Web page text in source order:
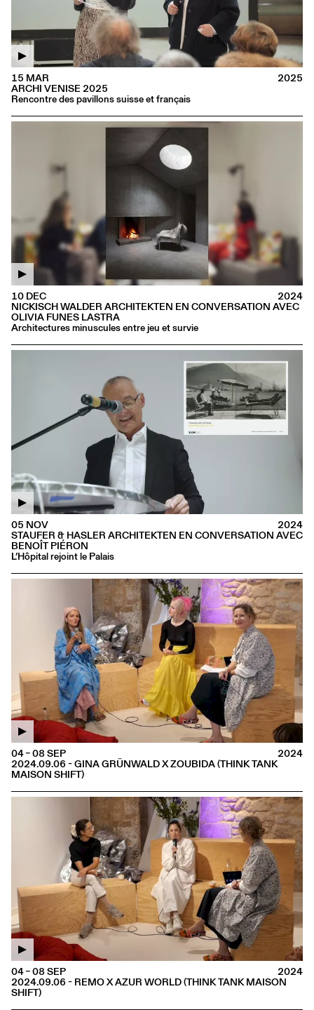
ARCHI VENISE 2025
Rencontre des pavillons suisse et français
15 MAR 2025
NICKISCH WALDER ARCHITEKTEN EN CONVERSATION AVEC
OLIVIA FUNES LASTRA
Architectures minuscules entre jeu et survie
10 DEC 2024
STAUFER & HASLER ARCHITEKTEN EN CONVERSATION AVEC
BENOÎT PIÉRON
L’Hôpital rejoint le Palais
05 NOV 2024
2024.09.06 - GINA GRÜNWALD X ZOUBIDA (THINK TANK
MAISON SHIFT)
04 – 08 SEP 2024
2024.09.06 - REMO X AZUR WORLD (THINK TANK MAISON
SHIFT)
04 – 08 SEP 2024